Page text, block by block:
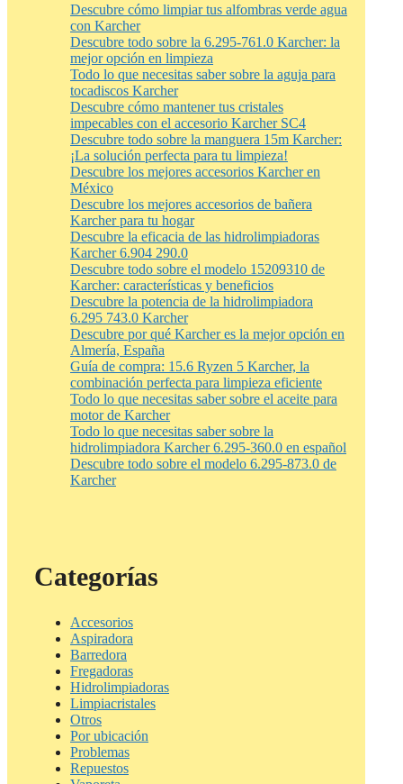
Descubre cómo limpiar tus alfombras verde agua
con Karcher
Descubre todo sobre la 6.295-761.0 Karcher: la
mejor opción en limpieza
Todo lo que necesitas saber sobre la aguja para
tocadiscos Karcher
Descubre cómo mantener tus cristales
impecables con el accesorio Karcher SC4
Descubre todo sobre la manguera 15m Karcher:
¡La solución perfecta para tu limpieza!
Descubre los mejores accesorios Karcher en
México
Descubre los mejores accesorios de bañera
Karcher para tu hogar
Descubre la eficacia de las hidrolimpiadoras
Karcher 6.904 290.0
Descubre todo sobre el modelo 15209310 de
Karcher: características y beneficios
Descubre la potencia de la hidrolimpiadora
6.295 743.0 Karcher
Descubre por qué Karcher es la mejor opción en
Almería, España
Guía de compra: 15.6 Ryzen 5 Karcher, la
combinación perfecta para limpieza eficiente
Todo lo que necesitas saber sobre el aceite para
motor de Karcher
Todo lo que necesitas saber sobre la
hidrolimpiadora Karcher 6.295-360.0 en español
Descubre todo sobre el modelo 6.295-873.0 de
Karcher
Categorías
Accesorios
Aspiradora
Barredora
Fregadoras
Hidrolimpiadoras
Limpiacristales
Otros
Por ubicación
Problemas
Repuestos